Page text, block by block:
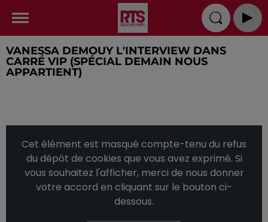
VANESSA DEMOUY L'INTERVIEW DANS
CARRÉ VIP (SPÉCIAL DEMAIN NOUS
APPARTIENT)
Cet élément est masqué compte-tenu du refus
du dépôt de cookies que vous avez exprimé. Si
vous souhaitez l'afficher, merci de nous donner
votre accord en cliquant sur le bouton ci-
dessous.